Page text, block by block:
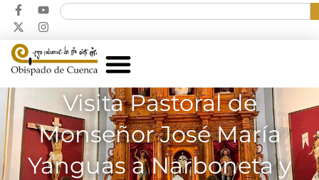
Visita Pastoral de
Monseñor José María
Yanguas a Narboneta y